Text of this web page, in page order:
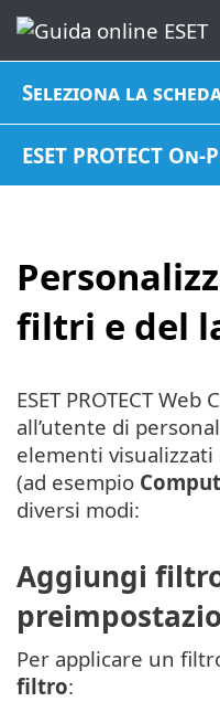
Seleziona la
ESET PROTECT
filtri e del
ESET PROTECT
all’utente di
elementi
(ad esempio
diversi modi:
Aggiungi
Per applicare un
filtro: